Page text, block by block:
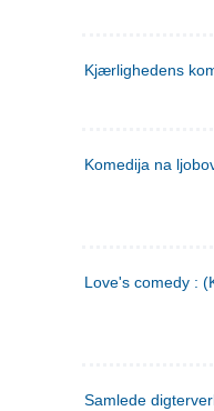
Kjærlighedens
Komedija na
Love's comedy :
Samlede